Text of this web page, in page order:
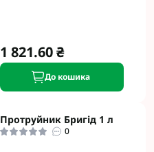
1 821.60 ₴
До кошика
Протруйник Бригід 1 л
0